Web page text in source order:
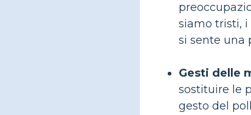
siamo tristi,
si sente una
Gesti delle
sostituire le
gesto del